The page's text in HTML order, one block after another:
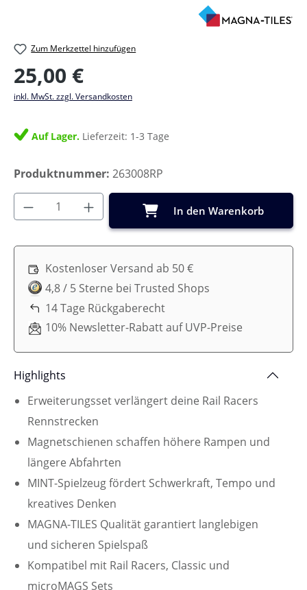
Zum Merkzettel hinzufügen
Regulärer Preis:
25,00 €
inkl. MwSt. zzgl. Versandkosten
Auf Lager. Lieferzeit: 1-3 Tage
Produktnummer: 263008RP
Produkt Anzahl: Gib den gewünschten
In den Warenkorb
Kostenloser Versand ab 50 €
4,8 / 5 Sterne bei Trusted Shops
14 Tage Rückgaberecht
10% Newsletter-Rabatt auf UVP-Preise
Highlights
Erweiterungsset verlängert deine Rail Racers
Rennstrecken
Magnetschienen schaffen höhere Rampen und
längere Abfahrten
MINT-Spielzeug fördert Schwerkraft, Tempo und
kreatives Denken
MAGNA-TILES Qualität garantiert langlebigen
und sicheren Spielspaß
Kompatibel mit Rail Racers, Classic und
microMAGS Sets